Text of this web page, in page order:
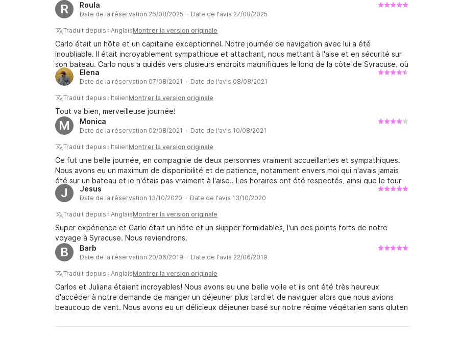
R Roula
Date de la réservation 26/08/2025 · Date de l'avis 27/08/2025
Traduit depuis : AnglaisMontrer la version originale
Carlo était un hôte et un capitaine exceptionnel. Notre journée de navigation avec lui a été
inoubliable. Il était incroyablement sympathique et attachant, nous mettant à l'aise et en sécurité sur
son bateau. Carlo nous a guidés vers plusieurs endroits magnifiques le long de la côte de Syracuse, où
nous avons pu nager dans des eaux cristallines. Il nous a également préparé un délicieux déjeuner
magnifiquement présenté, ce qui a ajouté une touche spéciale à l'expérience. Le bateau, l'Armonia, est
spacieux et impeccablement entretenu. Je réserverais sans hésiter une autre journée complète avec
Elena
Date de la réservation 07/08/2021 · Date de l'avis 08/08/2021
Traduit depuis : ItalienMontrer la version originale
Tout va bien, merveilleuse journée!
M Monica
Date de la réservation 02/08/2021 · Date de l'avis 10/08/2021
Traduit depuis : ItalienMontrer la version originale
Ce fut une belle journée, en compagnie de deux personnes vraiment accueillantes et sympathiques.
Nous avons eu un maximum de disponibilité et de patience, notamment envers moi qui n'avais jamais
été sur un bateau et je n'étais pas vraiment à l'aise.. Les horaires ont été respectés, ainsi que le tour
proposé (malheureusement il n'y avait pas beaucoup de vent et l'expérience de navigation a été un
peu pénalisée). Excellent déjeuner, avec des produits typiques. Environnement propre et confortable.
M. Angelino et son ami (avec qui je m'excuse de ne pas me souvenir du nom ..) ont été vraiment
toujours connues. également ramené à la maison en voiture!, ce qui n'est pas dû, mais très bienvenu.
Avec 2/3 jours complets avec des gens comme ça, je pourrais même être prêt à affronter des
vacances entières à la voile !! BIEN!! Merci encore pour tout et bon été. Monique et Marc
J Jesus
Date de la réservation 13/10/2020 · Date de l'avis 13/10/2020
Traduit depuis : AnglaisMontrer la version originale
Super expérience et Carlo était un hôte et un skipper formidables, l'un des points forts de notre
voyage à Syracuse. Nous reviendrons.
B Barb
Date de la réservation 20/06/2019 · Date de l'avis 22/06/2019
Traduit depuis : AnglaisMontrer la version originale
Carlos et Juliana étaient incroyables! Nous avons eu une belle voile et ils ont été très heureux
d'accéder à notre demande de manger un déjeuner plus tard et de naviguer alors que nous avions
beaucoup de vent. Nous avons eu un délicieux déjeuner basé sur notre régime végétarien sans gluten
était un instructeur très patient pour mon mari et lui a permis de diriger le bateau alors qu'il était assis à